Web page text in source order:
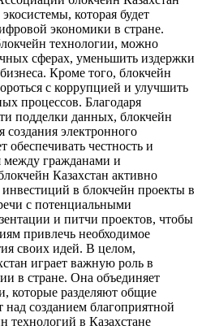
которая будет
экономики в стране.
технологии, можно
сферах, уменьшить издержки
Кроме того, блокчейн
с коррупцией и улучшить
процессов. Благодаря
подделки данных, блокчейн
создания электронного
обеспечивать честность и
между гражданами и
Казахстан активно
в блокчейн проекты в
с потенциальными
и питчи проектов, чтобы
привлечь необходимое
своих идей. В целом,
играет важную роль в
в стране. Она объединяет
которые разделяют общие
над созданием благоприятной
технологий в Казахстане